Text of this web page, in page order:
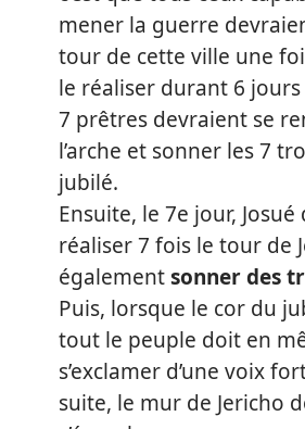
mener la guerre
tour de cette ville une
le réaliser durant 6
7 prêtres devraient se
l’arche et sonner les 7
jubilé.
Ensuite, le 7e jour, Josué
réaliser 7 fois le tour de
égalementsonner des
Puis, lorsque le cor du
tout le peuple doit en
s’exclamer d’une voix
suite, le mur de Jericho